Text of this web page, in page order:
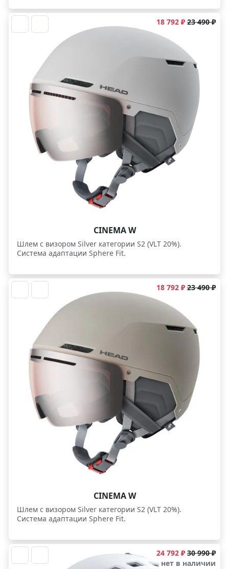
18 792 ₽ 23 490 ₽
CINEMA W
Шлем с визором Silver категории S2 (VLT 20%).
Система адаптации Sphere Fit.
18 792 ₽ 23 490 ₽
CINEMA W
Шлем с визором Silver категории S2 (VLT 20%).
Система адаптации Sphere Fit.
24 792 ₽ 30 990 ₽
нет в наличии